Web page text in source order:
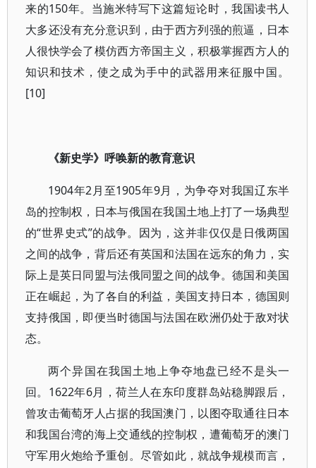
来的150年。当施米特写下这篇短论时，我国读书人
大多还没有充分意识到，由于西方列强的煎逼，日本
人很快学会了模仿西方帝国主义，积极掌握西方人的
知识和技术，使之成为手中的武器用来征服中国。
[10]
《新史学》呼唤新的教育意识
1904年2月至1905年9月，为争夺对我国辽东半
岛的控制权，日本与俄国在我国土地上打了一场典型
的“世界史式”的战争。因为，这并非仅仅是日俄两国
之间的战争，背后还有英国和法国在远东的角力，实
际上是英日同盟与法俄同盟之间的战争。德国和美国
正在崛起，为了各自的利益，美国支持日本，德国则
支持俄国，即便当时德国与法国在欧洲仍处于敌对状
态。
两个异国在我国土地上争夺地盘已经不是头一
回。1622年6月，荷兰人在东印度群岛站稳脚跟后，
曾攻击葡萄牙人占据的我国澳门，以图夺取通往日本
和我国台湾的海上交通线的控制权，遭葡萄牙的澳门
守军用火炮给予重创。尽管如此，就战争规模而言，